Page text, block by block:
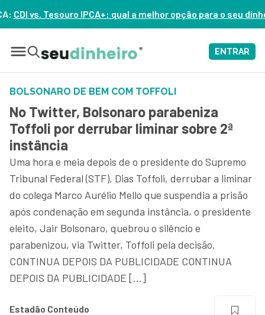
qual a melhor opção para o seu dinheiro hoje? – ASSISTA
ENTRAR
BOLSONARO DE BEM COM TOFFOLI
No Twitter, Bolsonaro parabeniza
Toffoli por derrubar liminar sobre 2ª
instância
Uma hora e meia depois de o presidente do Supremo
Tribunal Federal (STF), Dias Toffoli, derrubar a liminar
do colega Marco Aurélio Mello que suspendia a prisão
após condenação em segunda instância, o presidente
eleito, Jair Bolsonaro, quebrou o silêncio e
parabenizou, via Twitter, Toffoli pela decisão.
CONTINUA DEPOIS DA PUBLICIDADE CONTINUA
DEPOIS DA PUBLICIDADE […]
Estadão Conteúdo